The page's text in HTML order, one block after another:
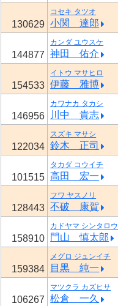
130629
コセキ タツオ
小関 達郎
144877
カンダ ユウスケ
神田 佑介
154533
イトウ マサヒロ
伊藤 雅博
146956
カワナカ タカシ
川中 貴志
122034
スズキ マサシ
鈴木 正司
101515
タカダ コウイチ
高田 宏一
128443
フワ ヤスノリ
不破 康賀
158910
カドヤマ シンタロウ
門山 慎太郎
159384
メグロ ジュンイチ
目黒 純一
106267
マツクラ カズヒサ
松倉 一久